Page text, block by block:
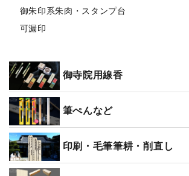
御朱印系朱肉・スタンプ台
可漏印
御寺院用線香
筆ぺんなど
印刷・毛筆筆耕・削直し